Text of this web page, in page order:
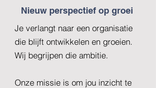
Nieuw perspectief op groei
Je verlangt naar een organisatie
die blijft ontwikkelen en groeien.
Wij begrijpen die ambitie.
Onze missie is om jou inzicht te